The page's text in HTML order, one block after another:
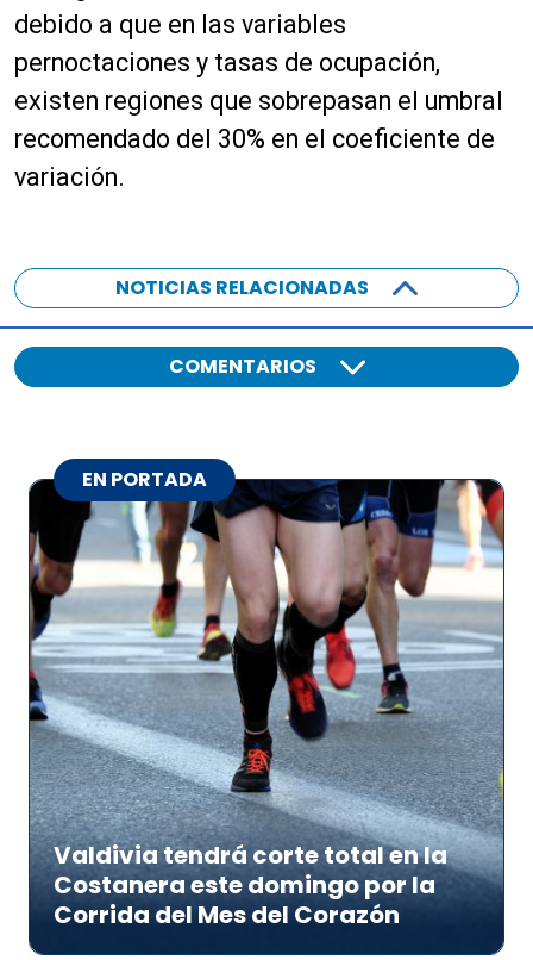
debido a que en las variables
pernoctaciones y tasas de ocupación,
existen regiones que sobrepasan el umbral
recomendado del 30% en el coeficiente de
variación.
NOTICIAS RELACIONADAS
COMENTARIOS
EN PORTADA
Valdivia tendrá corte total en la
Costanera este domingo por la
Corrida del Mes del Corazón